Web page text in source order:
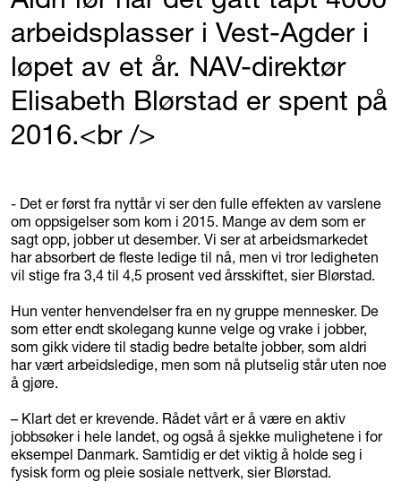
arbeidsplasser i Vest-Agder i
løpet av et år. NAV-direktør
Elisabeth Blørstad er spent på
2016.<br />
- Det er først fra nyttår vi ser den fulle effekten av varslene
om oppsigelser som kom i 2015. Mange av dem som er
sagt opp, jobber ut desember. Vi ser at arbeidsmarkedet
har absorbert de fleste ledige til nå, men vi tror ledigheten
vil stige fra 3,4 til 4,5 prosent ved årsskiftet, sier Blørstad.
Hun venter henvendelser fra en ny gruppe mennesker. De
som etter endt skolegang kunne velge og vrake i jobber,
som gikk videre til stadig bedre betalte jobber, som aldri
har vært arbeidsledige, men som nå plutselig står uten noe
å gjøre.
– Klart det er krevende. Rådet vårt er å være en aktiv
jobbsøker i hele landet, og også å sjekke mulighetene i for
eksempel Danmark. Samtidig er det viktig å holde seg i
fysisk form og pleie sosiale nettverk, sier Blørstad.